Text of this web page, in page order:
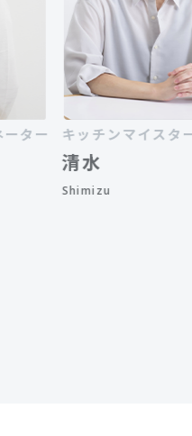
キッチンマイスター